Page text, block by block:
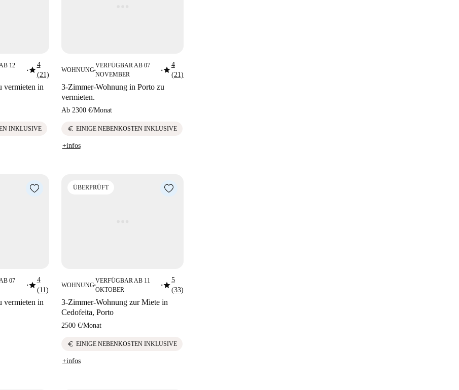
12
■star4
(21)
vermieten in
INKLUSIVE
WOHNUNG■
VERFÜGBAR AB 07
NOVEMBER
■star4
(21)
3-Zimmer-Wohnung in Porto zu
vermieten.
Ab 2300 €/Monat
euro EINIGE NEBENKOSTEN INKLUSIVE
+infos
07
■star4
(11)
vermieten in
ÜBERPRÜFT
WOHNUNG■
VERFÜGBAR AB 11
OKTOBER
■star5
(33)
3-Zimmer-Wohnung zur Miete in
Cedofeita, Porto
2500 €/Monat
euro EINIGE NEBENKOSTEN INKLUSIVE
+infos